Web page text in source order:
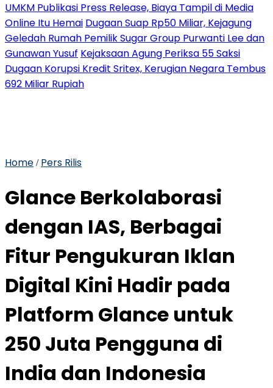
UMKM Publikasi Press Release, Biaya Tampil di Media
Online Itu Hemai Dugaan Suap Rp50 Miliar, Kejagung
Geledah Rumah Pemilik Sugar Group Purwanti Lee dan
Gunawan Yusuf Kejaksaan Agung Periksa 55 Saksi
Dugaan Korupsi Kredit Sritex, Kerugian Negara Tembus
692 Miliar Rupiah
Home / Pers Rilis
Glance Berkolaborasi
dengan IAS, Berbagai
Fitur Pengukuran Iklan
Digital Kini Hadir pada
Platform Glance untuk
250 Juta Pengguna di
India dan Indonesia